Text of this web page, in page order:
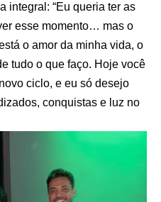
integral: “Eu queria ter as
esse momento… mas o
o amor da minha vida, o
tudo o que faço. Hoje você
ciclo, e eu só desejo
conquistas e luz no